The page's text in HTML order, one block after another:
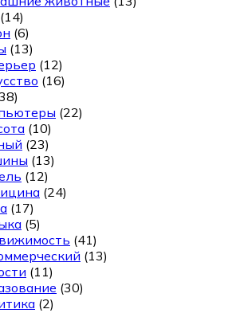
(14)
(6)
(13)
(12)
(16)
(22)
(10)
(23)
(13)
(12)
(24)
(17)
(5)
(41)
(13)
(11)
(30)
(2)